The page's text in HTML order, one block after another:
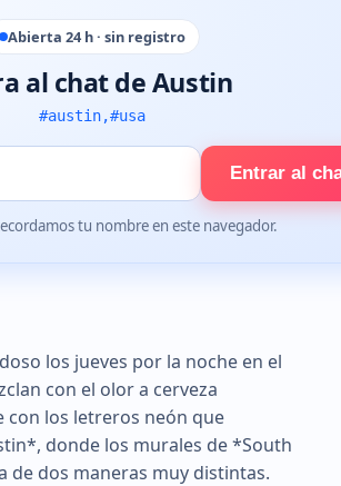
Abierta 24 h · sin registro
al chat de Austin
#austin,#usa
Entrar al
tu nombre en este navegador.
los jueves por la noche en el
con el olor a cerveza
los letreros neón que
donde los murales de *South
de dos maneras muy distintas.